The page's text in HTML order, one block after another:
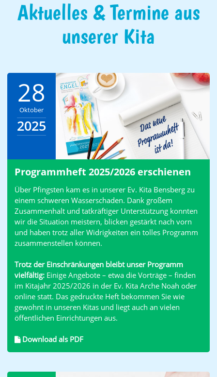
Aktuelles & Termine aus
unserer Kita
28
Oktober
2025
Programmheft 2025/2026 erschienen
Über Pfingsten kam es in unserer Ev. Kita Bensberg zu
einem schweren Wasserschaden. Dank großem
Zusammenhalt und tatkräftiger Unterstützung konnten
wir die Situation meistern, blicken gestärkt nach vorn
und haben trotz aller Widrigkeiten ein tolles Programm
zusammenstellen können.
Trotz der Einschränkungen bleibt unser Programm
vielfältig: Einige Angebote – etwa die Vorträge – finden
im Kitajahr 2025/2026 in der Ev. Kita Arche Noah oder
online statt. Das gedruckte Heft bekommen Sie wie
gewohnt in unseren Kitas und liegt auch an vielen
öffentlichen Einrichtungen aus.
Download als PDF